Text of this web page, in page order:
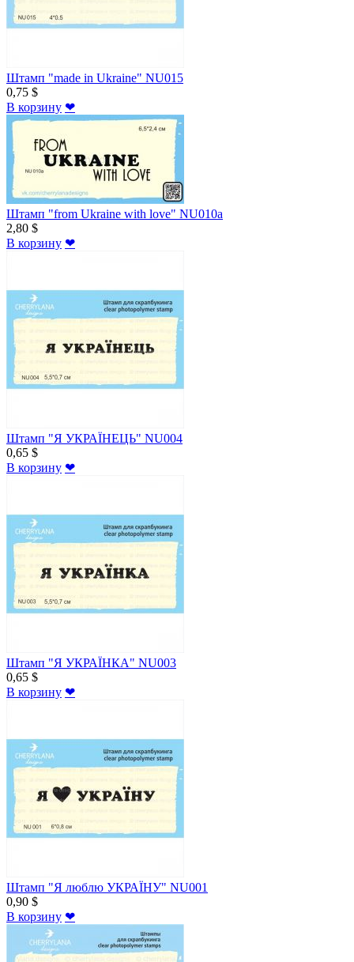
Штамп "made in Ukraine" NU015
0,75 $
В корзину ❤
Штамп "from Ukraine with love" NU010a
2,80 $
В корзину ❤
Штамп "Я УКРАЇНЕЦЬ" NU004
0,65 $
В корзину ❤
Штамп "Я УКРАЇНКА" NU003
0,65 $
В корзину ❤
Штамп "Я люблю УКРАЇНУ" NU001
0,90 $
В корзину ❤